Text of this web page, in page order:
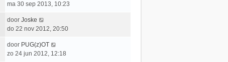
h
c
h
b
e
c
h
s
e
b
e
a
t
s
e
b
ma 30 sep 2013, 10:23
L
a
t
s
door Joske
do 22 nov 2012, 20:50
L
a
door PUG(z)OT
zo 24 jun 2012, 12:18